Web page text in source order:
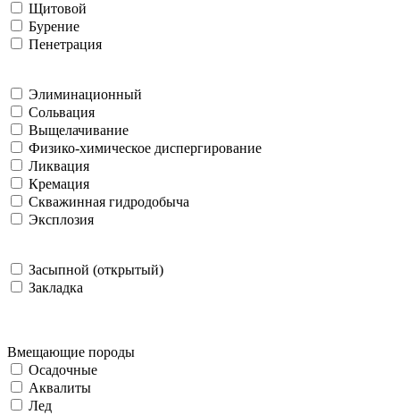
Щитовой
Бурение
Пенетрация
Элиминационный
Сольвация
Выщелачивание
Физико-химическое диспергирование
Ликвация
Кремация
Скважинная гидродобыча
Эксплозия
Засыпной (открытый)
Закладка
Вмещающие породы
Осадочные
Аквалиты
Лед